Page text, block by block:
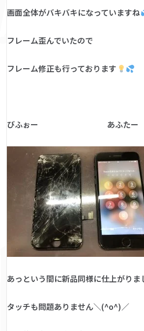
画面全体がバキバキになっていますね
フレーム歪んでいたので
フレーム修正も行っております
びふぉー あふたー
あっという間に新品同様に仕上がりま
タッチも問題ありません＼(^o^)／